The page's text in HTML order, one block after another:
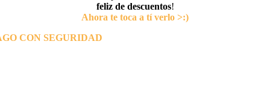
feliz de descuentos!
Ahora te toca a tí verlo >:)
CON SEGURIDAD